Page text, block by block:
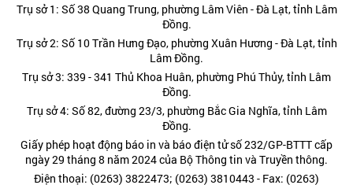
Trụ sở 1: Số 38 Quang Trung, phường Lâm Viên - Đà Lạt, tỉnh Lâm
Đồng.
Trụ sở 2: Số 10 Trần Hưng Đạo, phường Xuân Hương - Đà Lạt, tỉnh
Lâm Đồng.
Trụ sở 3: 339 - 341 Thủ Khoa Huân, phường Phú Thủy, tỉnh Lâm
Đồng.
Trụ sở 4: Số 82, đường 23/3, phường Bắc Gia Nghĩa, tỉnh Lâm
Đồng.
Giấy phép hoạt động báo in và báo điện tử số 232/GP-BTTT cấp
ngày 29 tháng 8 năm 2024 của Bộ Thông tin và Truyền thông.
Điện thoại: (0263) 3822473; (0263) 3810443 - Fax: (0263)